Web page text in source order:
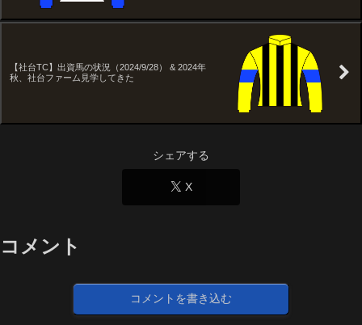
【社台TC】出資馬の状況（2024/9/28） & 2024年
秋、社台ファーム見学してきた
シェアする
X
コメント
コメントを書き込む